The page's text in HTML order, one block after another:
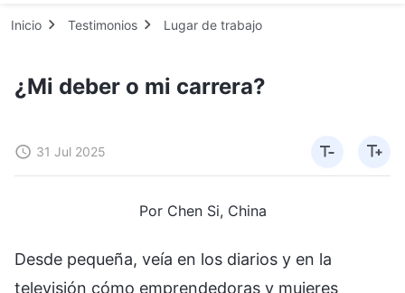
Inicio Testimonios Lugar de trabajo
¿Mi deber o mi carrera?
31 Jul 2025
Por Chen Si, China
Desde pequeña, veía en los diarios y en la
televisión cómo emprendedoras y mujeres